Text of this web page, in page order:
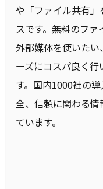
や「ファイル共有
スです。無料のファ
外部媒体を使いた
ーズにコスパ良く
す。国内1000社の
全、信頼に関わる
ています。